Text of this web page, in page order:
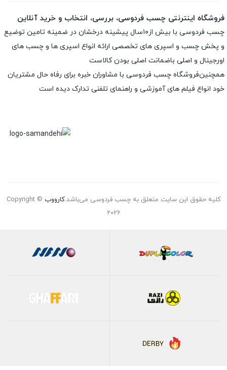
فروشگاه اینترنتی چسب فردوسی، بررسی، انتخاب و خرید آنلاین
چسب فردوسی با بیش از۱۰سال پیشینه درخشان در ضمینه تامین توضیع
و پخش چسب و اسپری های تخصصی ارائه انواع اسپری ها و چسب های
اورجینال و اصلی باضمانت اصلی بودن کالاست
همچنین‌فروشگاه چسب فردوسی با مشاوران خبره برای رفاه حال مشتریان
خود انواع فیلم های آموزشی و راهنمای تلفنی تدارک دیده است
کلیه حقوق این سایت متعلق به چسب فردوسی می‌باشد.کارووب Copyright ©
2026